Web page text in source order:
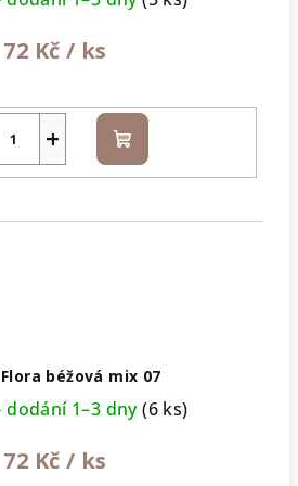
72 Kč / ks
+ Do
košíku
béžová mix 07
dodání 1–3 dny(6 ks)
72 Kč / ks